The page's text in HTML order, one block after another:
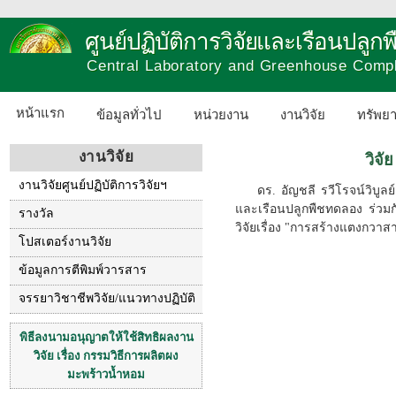
ศูนย์ปฏิบัติการวิจัยและเรือนปลูก
Central Laboratory and Greenhouse
หน้าแรก ข้อมูลทั่วไป หน่วยงาน งานวิจัย ทรัพย
งานวิจัย
งานวิจัยศูนย์ปฏิบัติการวิจัยฯ
รางวัล
โปสเตอร์งานวิจัย
ข้อมูลการตีพิมพ์วารสาร
จรรยาวิชาชีพวิจัย/แนวทางปฏิบัติ
พิธีลงนามอนุญาตให้ใช้สิทธิผลงาน
วิจัย เรื่อง กรรมวิธีการผลิตผง
มะพร้าวน้ำหอม
วิจั
ดร. อัญชลี รวีโรจน์วิบูล
และเรือนปลูกพืชทดลอง ร่ว
วิจัยเรื่อง "การสร้างแตงกวาส